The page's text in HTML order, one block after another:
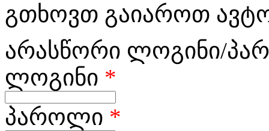
გთხოვთ გაიაროთ
არასწორი ლოგინი/
ლოგინი *
პაროლი *